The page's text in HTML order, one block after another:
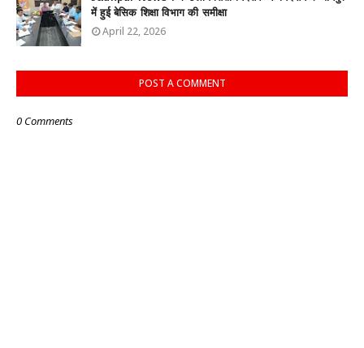
में हुई बेसिक शिक्षा विभाग की समीक्षा
April 22, 2026
POST A COMMENT
0 Comments